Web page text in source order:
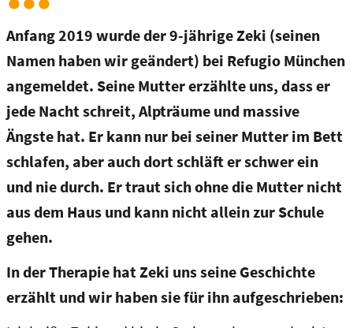
Anfang 2019 wurde der 9-jährige Zeki (seinen
Namen haben wir geändert) bei Refugio München
angemeldet. Seine Mutter erzählte uns, dass er
jede Nacht schreit, Alpträume und massive
Ängste hat. Er kann nur bei seiner Mutter im Bett
schlafen, aber auch dort schläft er schwer ein
und nie durch. Er traut sich ohne die Mutter nicht
aus dem Haus und kann nicht allein zur Schule
gehen.
In der Therapie hat Zeki uns seine Geschichte
erzählt und wir haben sie für ihn aufgeschrieben: